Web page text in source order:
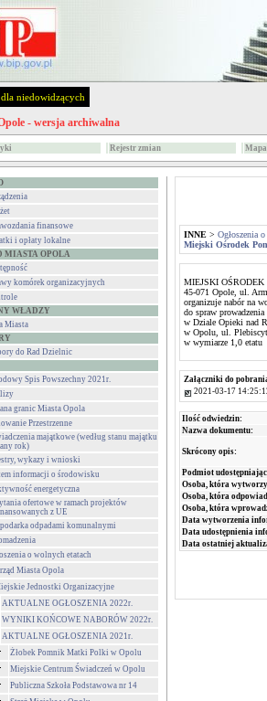
dla niedowidzących
- wersja archiwalna
Rejestr zmian
finansowe
i opłaty lokalne
MIASTA OPOLA
komórek organizacyjnych
WŁADZY
Miasta
do Rad Dzielnic
Spis Powszechny 2021r.
granic Miasta Opola
Przestrzenne
majątkowe (według stanu majątku
rok)
wykazy i wnioski
informacji o środowisku
energetyczna
ofertowe w ramach projektów
z UE
odpadami komunalnymi
o wolnych etatach
Miasta Opola
Jednostki Organizacyjne
AKTUALNE OGŁOSZENIA 2022r.
WYNIKI KOŃCOWE NABORÓW 2022r.
AKTUALNE OGŁOSZENIA 2021r.
Żłobek Pomnik Matki Polki w Opolu
Miejskie Centrum Świadczeń w Opolu
Publiczna Szkoła Podstawowa nr 14
INNE > Ogłoszenia
Miejski Ośrodek
MIEJSKI
45-071 Opole, ul.
organizuje nabór na
do spraw
w Dziale Opieki nad
w Opolu, ul.
w wymiarze 1,0 etatu
Załączniki do
2021-03-17
Ilość odwiedzin:
Nazwa dokumentu:
Skrócony opis:
Podmiot
Osoba, która
Osoba, która
Osoba, która
Data wytworzenia
Data udostępnienia
Data ostatniej